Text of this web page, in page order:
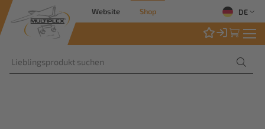
Website Shop DE